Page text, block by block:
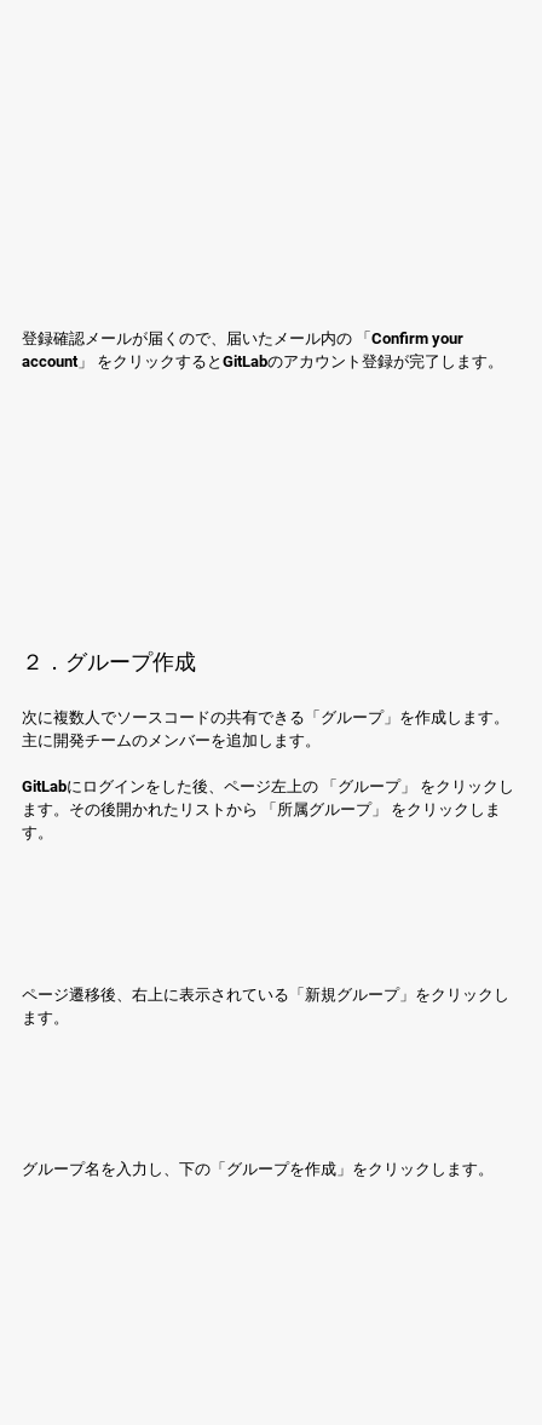
登録確認メールが届くので、届いたメール内の 「Confirm your
account」 をクリックするとGitLabのアカウント登録が完了します。
２．グループ作成
次に複数人でソースコードの共有できる「グループ」を作成します。
主に開発チームのメンバーを追加します。
GitLabにログインをした後、ページ左上の 「グループ」 をクリックし
ます。その後開かれたリストから 「所属グループ」 をクリックしま
す。
ページ遷移後、右上に表示されている「新規グループ」をクリックし
ます。
グループ名を入力し、下の「グループを作成」をクリックします。